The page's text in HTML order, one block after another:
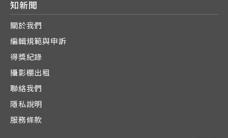
知新聞
關於我們
編輯規範與申訴
得獎紀錄
攝影棚出租
聯絡我們
隱私說明
服務條款